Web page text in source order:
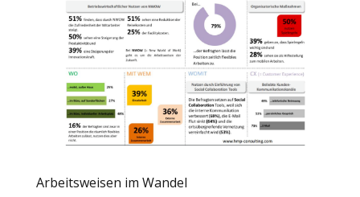
Arbeitsweisen im Wandel